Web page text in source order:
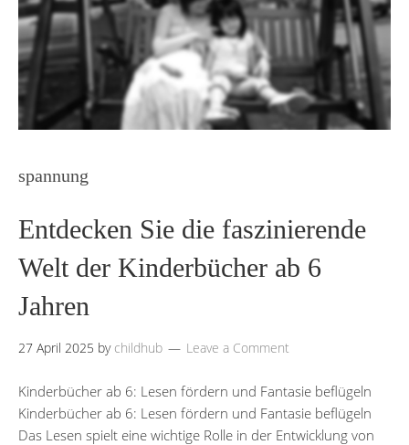
spannung
Entdecken Sie die faszinierende
Welt der Kinderbücher ab 6
Jahren
27 April 2025 by childhub Leave a Comment
Kinderbücher ab 6: Lesen fördern und Fantasie beflügeln
Kinderbücher ab 6: Lesen fördern und Fantasie beflügeln
Das Lesen spielt eine wichtige Rolle in der Entwicklung von